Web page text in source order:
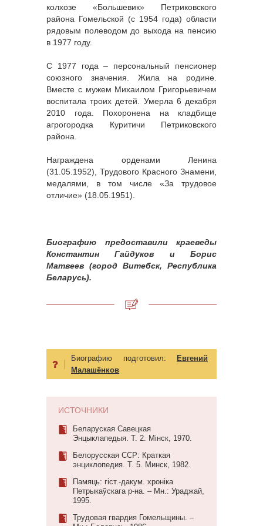
колхозе «Большевик» Петриковского
района Гомельской (с 1954 года) области
рядовым полеводом до выхода на пенсию
в 1977 году.
С 1977 года – персональный пенсионер
союзного значения. Жила на родине.
Вместе с мужем Михаилом Григорьевичем
воспитала троих детей. Умерла 6 декабря
2010 года. Похоронена на кладбище
агрогородка Куритичи Петриковского
района.
Награждена орденами Ленина
(31.05.1952), Трудового Красного Знамени,
медалями, в том числе «За трудовое
отличие» (18.05.1951).
Биографию предоставили краеведы
Константин Гайдуков и Борис
Матвеев (город Витебск, Республика
Беларусь).
Биографию подготовил: Евгений
Малашёнков
ИСТОЧНИКИ
Беларуская Савецкая
Энцыклапедыя. Т. 2. Мiнск, 1970.
Белорусская ССР: Краткая
энциклопедия. Т. 5. Минск, 1982.
Памяць: гіст.-дакум. хроніка
Петрыкаўскага р-на. – Мн.: Ураджай,
1995.
Трудовая гвардия Гомельщины. –